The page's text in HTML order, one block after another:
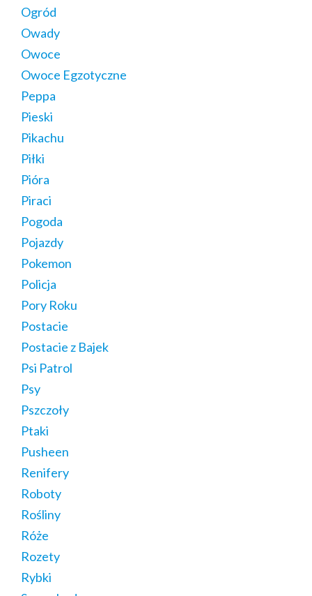
Ogród
Owady
Owoce
Owoce Egzotyczne
Peppa
Pieski
Pikachu
Piłki
Pióra
Piraci
Pogoda
Pojazdy
Pokemon
Policja
Pory Roku
Postacie
Postacie z Bajek
Psi Patrol
Psy
Pszczoły
Ptaki
Pusheen
Renifery
Roboty
Rośliny
Róże
Rozety
Rybki